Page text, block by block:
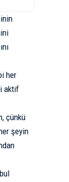
her
aktif
çünkü
şeyin